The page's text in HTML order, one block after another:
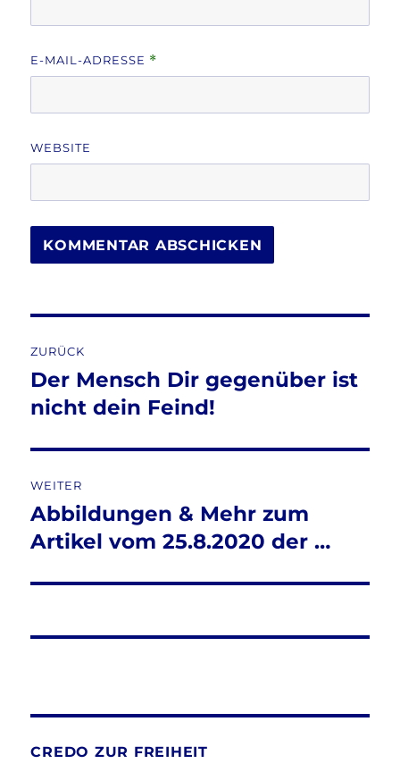
E-MAIL-ADRESSE *
WEBSITE
ZURÜCK
Vorheriger
Beitrag:
Der Mensch Dir gegenüber ist
nicht dein Feind!
WEITER
Nächster
Beitrag:
Abbildungen & Mehr zum
Artikel vom 25.8.2020 der …
CREDO ZUR FREIHEIT